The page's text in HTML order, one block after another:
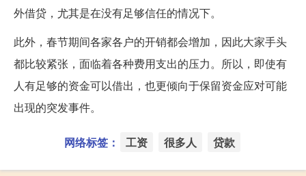
外借贷，尤其是在没有足够信任的情况下。
此外，春节期间各家各户的开销都会增加，因此大家手头
都比较紧张，面临着各种费用支出的压力。所以，即使有
人有足够的资金可以借出，也更倾向于保留资金应对可能
出现的突发事件。
网络标签： 工资 很多人 贷款